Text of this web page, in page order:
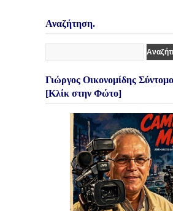
Αναζήτηση.
Γιώργος Οικονομίδης
[Κλίκ στην Φώτο]